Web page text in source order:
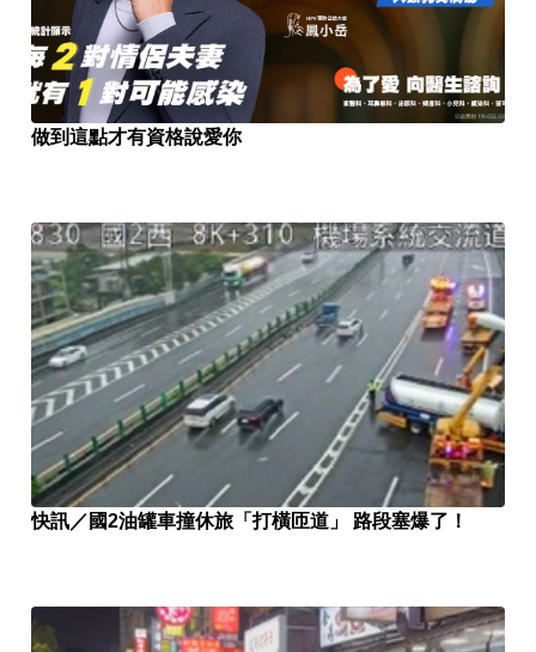
做到這點才有資格說愛你
快訊／國2油罐車撞休旅「打橫匝道」 路段塞爆了！